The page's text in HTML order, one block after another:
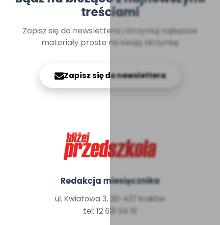
treściami
Zapisz się do newslettera i otrzymuj najlepsze
materiały prosto na swoją skrzynkę
Zapisz się do newslettera
Redakcja miesięcznika
ul. Kwiatowa 3, 30-437 Kraków
tel: 12 631 04 10